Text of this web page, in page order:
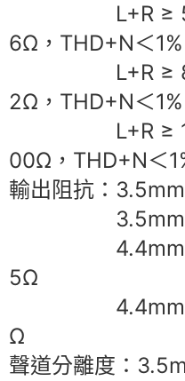
L+R ≥
6Ω，THD+N＜1%
L+R ≥
2Ω，THD+N＜1%
L+R ≥
00Ω，THD+N＜
輸出阻抗：
3.5mm輸出
4.4mm輸出
5Ω
4.4mm輸出
Ω
聲道分離度：